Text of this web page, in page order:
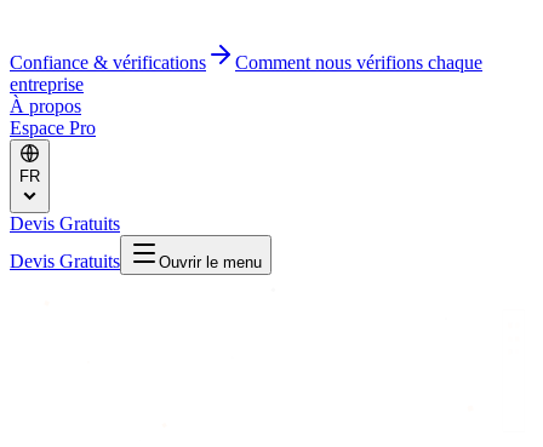
Confiance & vérifications
Comment nous vérifions chaque
entreprise
À propos
Espace Pro
FR
Devis Gratuits
Devis Gratuits
Ouvrir le menu